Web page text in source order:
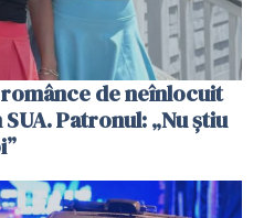
de neînlocuit
Patronul: „Nu știu